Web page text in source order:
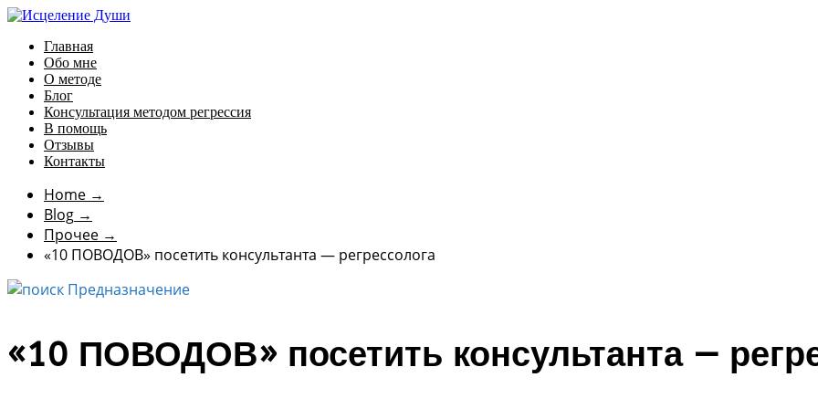
Главная
Обо мне
О методе
Блог
Консультация методом регрессия
В помощь
Отзывы
Контакты
Home →
Blog →
Прочее →
«10 ПОВОДОВ» посетить консультанта — регрессолога
«10 ПОВОДОВ» посетить консультанта —